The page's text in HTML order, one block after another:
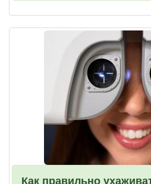
Как правильно